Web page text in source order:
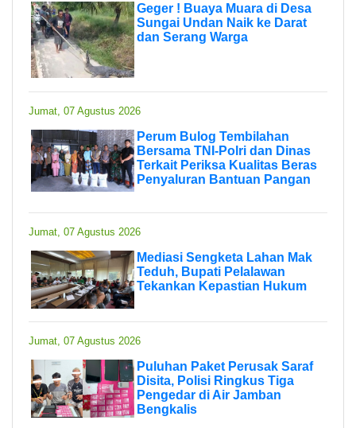
Geger ! Buaya Muara di Desa
Sungai Undan Naik ke Darat
dan Serang Warga
Jumat, 07 Agustus 2026
Perum Bulog Tembilahan
Bersama TNI-Polri dan Dinas
Terkait Periksa Kualitas Beras
Penyaluran Bantuan Pangan
Jumat, 07 Agustus 2026
Mediasi Sengketa Lahan Mak
Teduh, Bupati Pelalawan
Tekankan Kepastian Hukum
Jumat, 07 Agustus 2026
Puluhan Paket Perusak Saraf
Disita, Polisi Ringkus Tiga
Pengedar di Air Jamban
Bengkalis